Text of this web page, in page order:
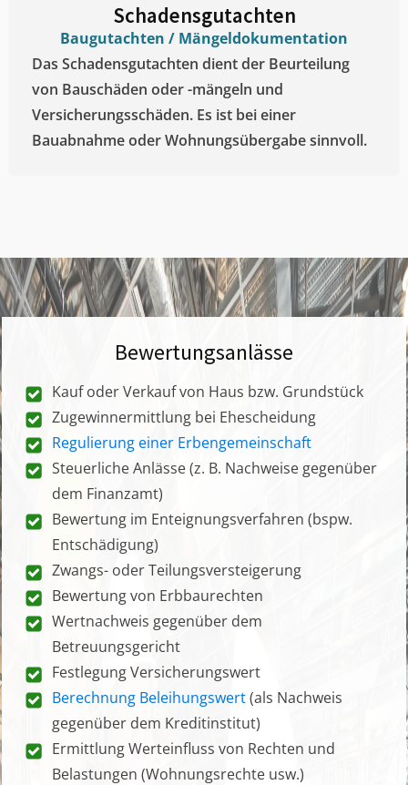
Schadensgutachten
Baugutachten / Mängeldokumentation
Das Schadensgutachten dient der Beurteilung
von Bauschäden oder -mängeln und
Versicherungsschäden. Es ist bei einer
Bauabnahme oder Wohnungsübergabe sinnvoll.
Bewertungsanlässe
Kauf oder Verkauf von Haus bzw. Grundstück
Zugewinnermittlung bei Ehescheidung
Regulierung einer Erbengemeinschaft
Steuerliche Anlässe (z. B. Nachweise gegenüber
dem Finanzamt)
Bewertung im Enteignungsverfahren (bspw.
Entschädigung)
Zwangs- oder Teilungsversteigerung
Bewertung von Erbbaurechten
Wertnachweis gegenüber dem
Betreuungsgericht
Festlegung Versicherungswert
Berechnung Beleihungswert(als Nachweis
gegenüber dem Kreditinstitut)
Ermittlung Werteinfluss von Rechten und
Belastungen (Wohnungsrechte usw.)